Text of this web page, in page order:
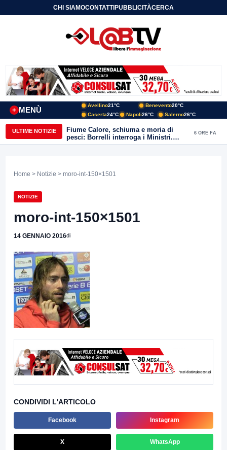
CHI SIAMOCONTATTIPUBBLICITÀCERCA
MENÙ
+
Avellino21°C Benevento20°C
Caserta24°C Napoli26°C Salerno26°C
ULTIME NOTIZIE
Fiume Calore, schiuma e moria di
pesci: Borrelli interroga i Ministri.
“Benevento paga l’assenza del
6 ORE FA
Home > Notizie > moro-int-150×1501
NOTIZIE
moro-int-150×1501
14 GENNAIO 2016di
CONDIVIDI L'ARTICOLO
Facebook Instagram
X WhatsApp